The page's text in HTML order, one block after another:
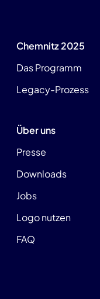
Chemnitz 2025
Das Programm
Legacy-Prozess
Über uns
Presse
Downloads
Jobs
Logo nutzen
FAQ